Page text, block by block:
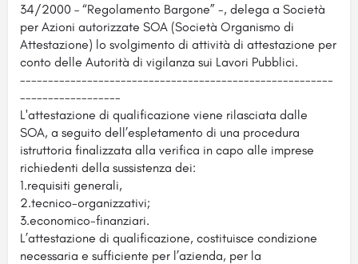
34/2000 – “Regolamento Bargone” -, delega a Società
per Azioni autorizzate SOA (Società Organismo di
Attestazione) lo svolgimento di attività di attestazione per
conto delle Autorità di vigilanza sui Lavori Pubblici.
--------------------------------------------------------
------------------
L'attestazione di qualificazione viene rilasciata dalle
SOA, a seguito dell’espletamento di una procedura
istruttoria finalizzata alla verifica in capo alle imprese
richiedenti della sussistenza dei:
1.requisiti generali,
2.tecnico-organizzativi;
3.economico-finanziari.
L’attestazione di qualificazione, costituisce condizione
necessaria e sufficiente per l’azienda, per la